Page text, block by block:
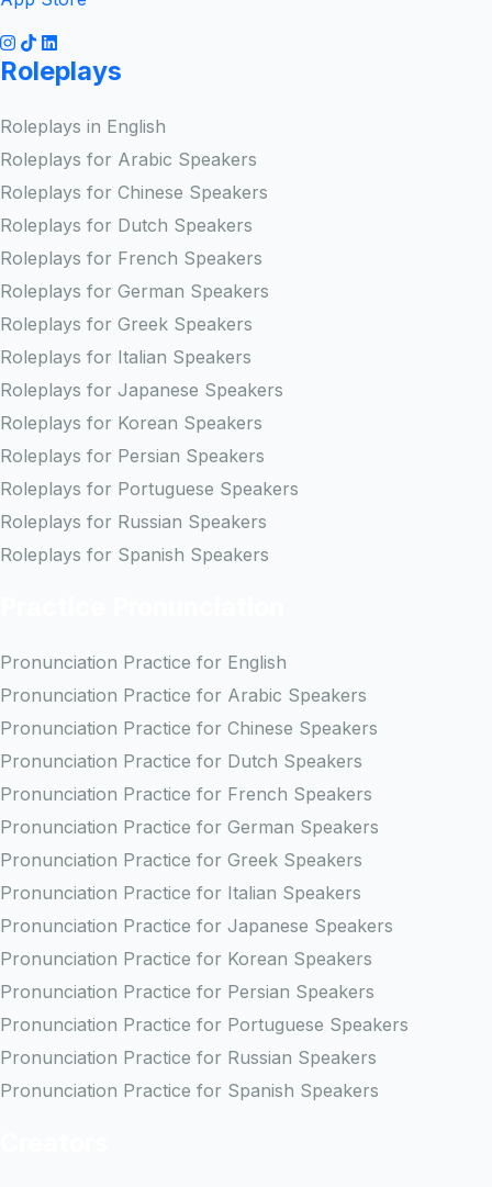
Roleplays
Roleplays in English
Roleplays for Arabic Speakers
Roleplays for Chinese Speakers
Roleplays for Dutch Speakers
Roleplays for French Speakers
Roleplays for German Speakers
Roleplays for Greek Speakers
Roleplays for Italian Speakers
Roleplays for Japanese Speakers
Roleplays for Korean Speakers
Roleplays for Persian Speakers
Roleplays for Portuguese Speakers
Roleplays for Russian Speakers
Roleplays for Spanish Speakers
Pronunciation Practice for English
Pronunciation Practice for Arabic Speakers
Pronunciation Practice for Chinese Speakers
Pronunciation Practice for Dutch Speakers
Pronunciation Practice for French Speakers
Pronunciation Practice for German Speakers
Pronunciation Practice for Greek Speakers
Pronunciation Practice for Italian Speakers
Pronunciation Practice for Japanese Speakers
Pronunciation Practice for Korean Speakers
Pronunciation Practice for Persian Speakers
Pronunciation Practice for Portuguese Speakers
Pronunciation Practice for Russian Speakers
Pronunciation Practice for Spanish Speakers